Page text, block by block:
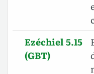
Ezéchiel 5.15
(GBT)